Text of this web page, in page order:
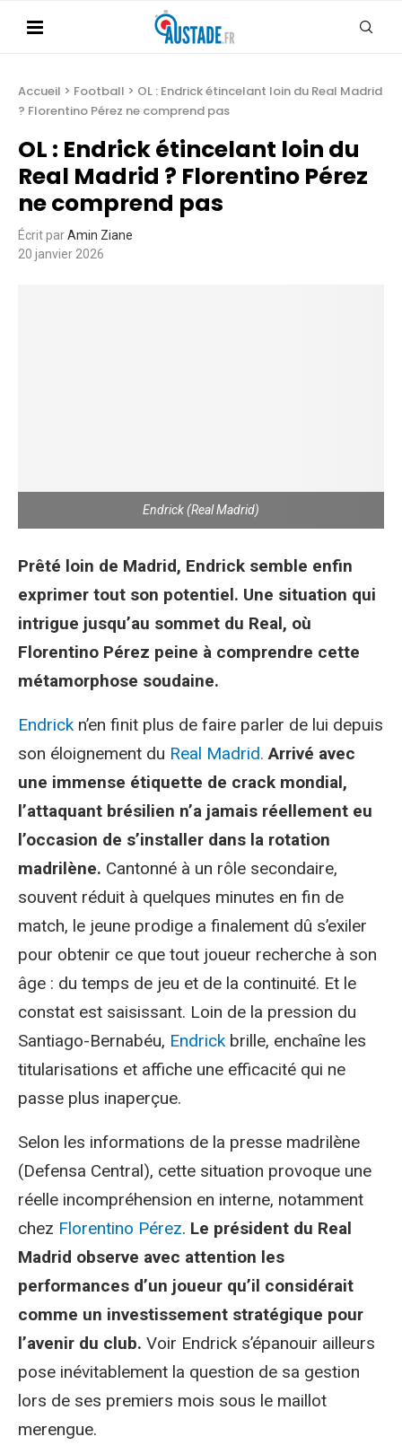
Accueil > Football > OL : Endrick étincelant loin du Real Madrid
? Florentino Pérez ne comprend pas
OL : Endrick étincelant loin du
Real Madrid ? Florentino Pérez
ne comprend pas
Écrit parAmin Ziane
20 janvier 2026
Endrick (Real Madrid)
Prêté loin de Madrid, Endrick semble enfin
exprimer tout son potentiel. Une situation qui
intrigue jusqu’au sommet du Real, où
Florentino Pérez peine à comprendre cette
métamorphose soudaine.
Endrick n’en finit plus de faire parler de lui depuis
son éloignement du Real Madrid. Arrivé avec
une immense étiquette de crack mondial,
l’attaquant brésilien n’a jamais réellement eu
l’occasion de s’installer dans la rotation
madrilène. Cantonné à un rôle secondaire,
souvent réduit à quelques minutes en fin de
match, le jeune prodige a finalement dû s’exiler
pour obtenir ce que tout joueur recherche à son
âge : du temps de jeu et de la continuité. Et le
constat est saisissant. Loin de la pression du
Santiago-Bernabéu, Endrick brille, enchaîne les
titularisations et affiche une efficacité qui ne
passe plus inaperçue.
Selon les informations de la presse madrilène
(Defensa Central), cette situation provoque une
réelle incompréhension en interne, notamment
chez Florentino Pérez. Le président du Real
Madrid observe avec attention les
performances d’un joueur qu’il considérait
comme un investissement stratégique pour
l’avenir du club. Voir Endrick s’épanouir ailleurs
pose inévitablement la question de sa gestion
lors de ses premiers mois sous le maillot
merengue.